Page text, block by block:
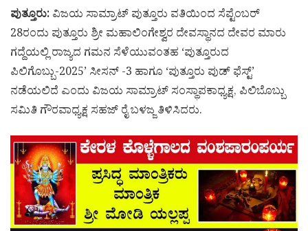
ಪುತ್ತೂರು:ವಿಜಯ ಸಾಮ್ರಾಟ್ ಪುತ್ತೂರು ವತಿಯಿಂದ ಸೆಪ್ಟೆಂಬರ್
28ರಂದು ಪುತ್ತೂರು ಶ್ರೀ ಮಹಾಲಿಂಗೇಶ್ವರ ದೇವಸ್ಥಾನದ ದೇವರ ಮಾರು
ಗದ್ದೆಯಲ್ಲಿ ರಾಜ್ಯದ ಗಮನ ಸೆಳೆಯುವಂತಹ ‘ಪುತ್ತೂರುದ
ಪಿಲಿಗೊಬ್ಬು-2025’ ಸೀಸನ್ -3 ಹಾಗೂ ‘ಪುತ್ತೂರು ಪುಡ್ ಫೆಸ್ಟ್’
ನಡೆಯಲಿದೆ ಎಂದು ವಿಜಯ ಸಾಮ್ರಾಟ್ ಸಂಸ್ಥಾಪಕಾಧ್ಯಕ್ಷ, ಪಿಲಿಬೊಬ್ಬು
ಸಮಿತಿ ಗೌರವಾಧ್ಯಕ್ಷ ಸಹಜ್ ರೈ ಬಳಜ್ಜ ತಿಳಿಸಿದರು.